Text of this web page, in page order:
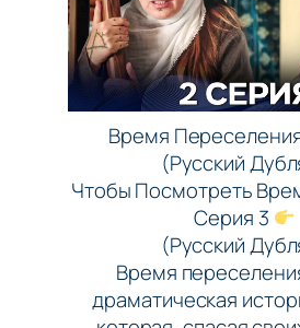
Время
(Русский
Чтобы Посмотреть
Серия 3
(Русский
Время
драматическая